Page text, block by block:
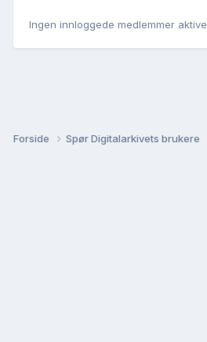
Ingen innloggede medlemmer aktive
Forside Spør Digitalarkivets brukere